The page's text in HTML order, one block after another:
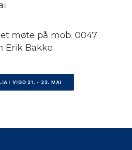
møte på mob. 0047
Erik Bakke
I VIGO 21. - 23. MAI